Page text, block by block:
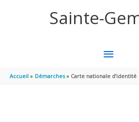
Sainte-
MENU
Accueil Démarches Carte nationale d’identité